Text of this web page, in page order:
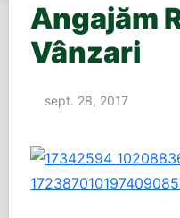
Angajăm
Vânzari
sept. 28, 2017